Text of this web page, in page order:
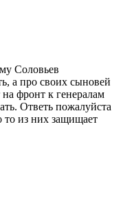
Соловьев
а про своих сыновей
на фронт к генералам
Ответь пожалуйста
то из них защищает